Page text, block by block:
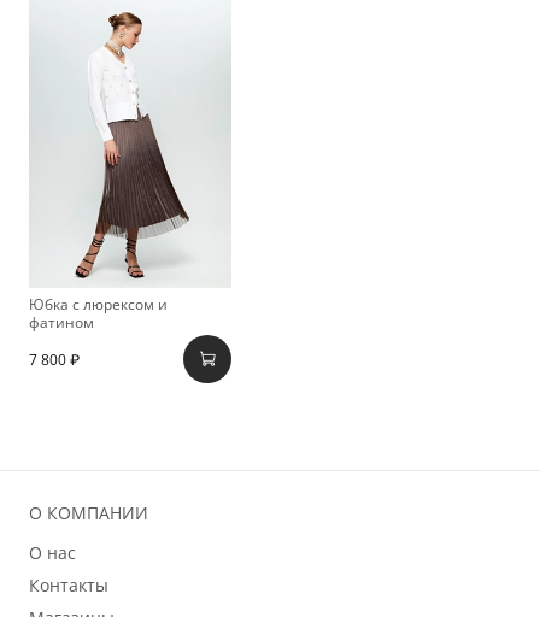
Юбка с люрексом и
фатином
7 800 ₽
О КОМПАНИИ
О нас
Контакты